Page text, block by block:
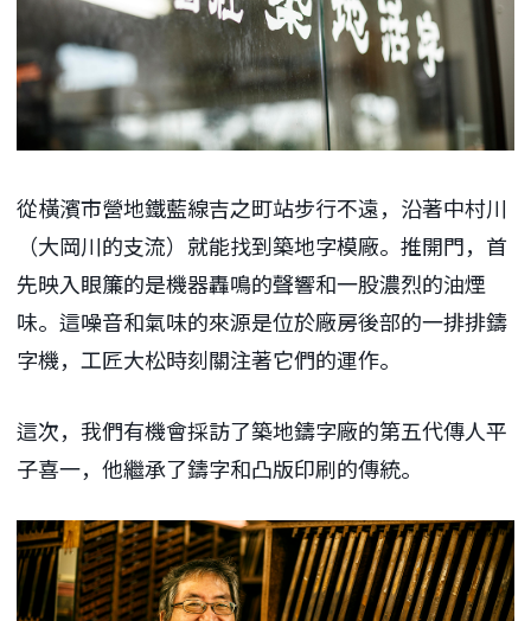
從橫濱市營地鐵藍線吉之町站步行不遠，沿著中村川
（大岡川的支流）就能找到築地字模廠。推開門，首
先映入眼簾的是機器轟鳴的聲響和一股濃烈的油煙
味。這噪音和氣味的來源是位於廠房後部的一排排鑄
字機，工匠大松時刻關注著它們的運作。
這次，我們有機會採訪了築地鑄字廠的第五代傳人平
子喜一，他繼承了鑄字和凸版印刷的傳統。